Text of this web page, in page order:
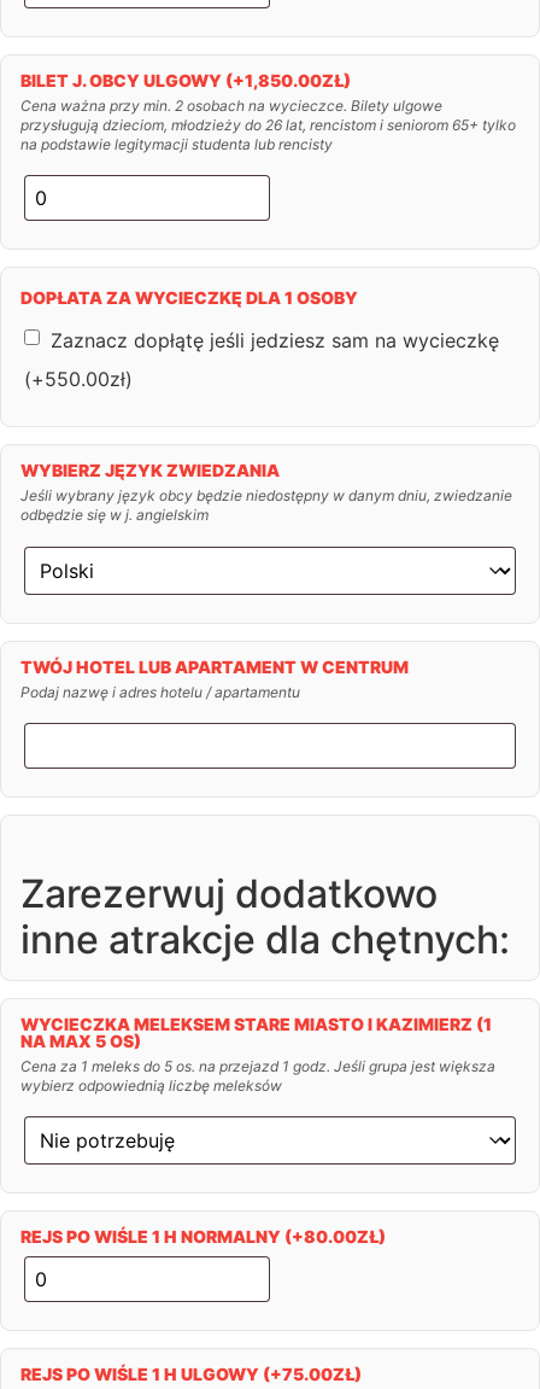
BILET J. OBCY ULGOWY (+1,850.00ZŁ)
Cena ważna przy min. 2 osobach na wycieczce. Bilety ulgowe
przysługują dzieciom, młodzieży do 26 lat, rencistom i seniorom 65+ tylko
na podstawie legitymacji studenta lub rencisty
DOPŁATA ZA WYCIECZKĘ DLA 1 OSOBY
Zaznacz dopłątę jeśli jedziesz sam na wycieczkę
(+550.00zł)
WYBIERZ JĘZYK ZWIEDZANIA
Jeśli wybrany język obcy będzie niedostępny w danym dniu, zwiedzanie
odbędzie się w j. angielskim
TWÓJ HOTEL LUB APARTAMENT W CENTRUM
Podaj nazwę i adres hotelu / apartamentu
Zarezerwuj dodatkowo
inne atrakcje dla chętnych:
WYCIECZKA MELEKSEM STARE MIASTO I KAZIMIERZ (1
NA MAX 5 OS)
Cena za 1 meleks do 5 os. na przejazd 1 godz. Jeśli grupa jest większa
wybierz odpowiednią liczbę meleksów
REJS PO WIŚLE 1 H NORMALNY (+80.00ZŁ)
REJS PO WIŚLE 1 H ULGOWY (+75.00ZŁ)